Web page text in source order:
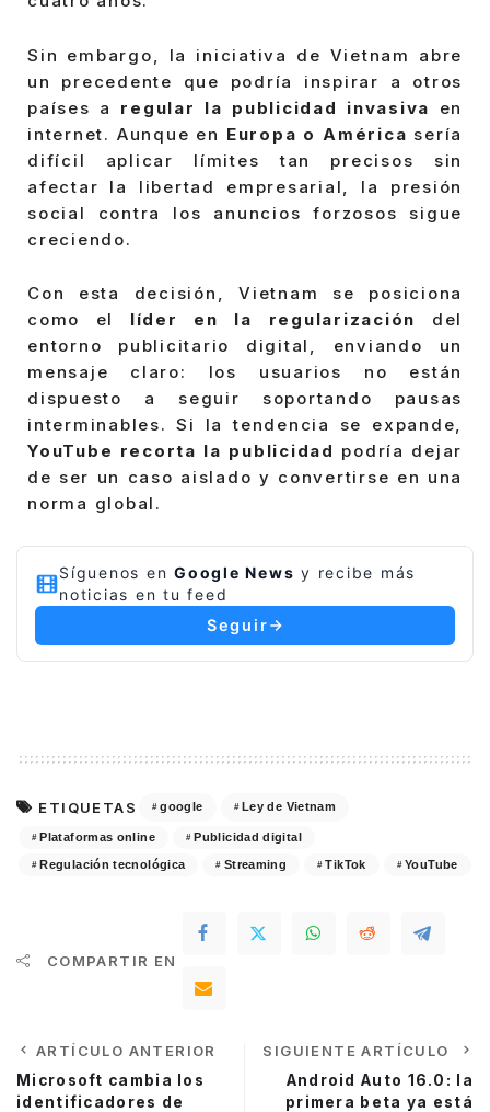
Sin embargo, la iniciativa de Vietnam abre
un precedente que podría inspirar a otros
países a
regular la publicidad invasiva
en
internet. Aunque en Europa o América sería
difícil aplicar límites tan precisos sin
afectar la libertad empresarial, la presión
social contra los anuncios forzosos sigue
creciendo.
Con esta decisión, Vietnam se posiciona
como el líder en la regularización
del
entorno publicitario digital, enviando un
mensaje claro: los usuarios no están
dispuesto a seguir soportando pausas
interminables. Si la tendencia se expande,
YouTube recorta la publicidad podría dejar
de ser un caso aislado y convertirse en una
norma global.
Síguenos en Google News y recibe más
noticias en tu feed
Seguir
ETIQUETAS google Ley de Vietnam
Plataformas online Publicidad digital
Regulación tecnológica Streaming TikTok YouTube
COMPARTIR EN
ARTÍCULO ANTERIOR
Microsoft cambia los
identificadores de
SIGUIENTE ARTÍCULO
Android Auto 16.0: la
primera beta ya está